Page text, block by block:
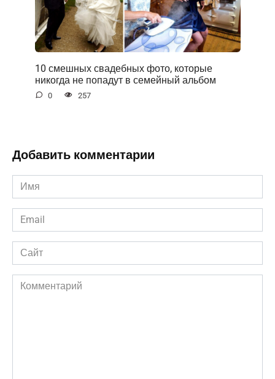
10 смешных свадебных фото, которые
никогда не попадут в семейный альбом
0 257
Добавить комментарии
Имя
*
Email
*
Сайт
Комментарий